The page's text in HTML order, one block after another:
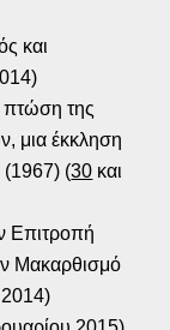
και
πτώση της
μια έκκληση
(1967) (30 και
Επιτροπή
Μακαρθισμό
2014)